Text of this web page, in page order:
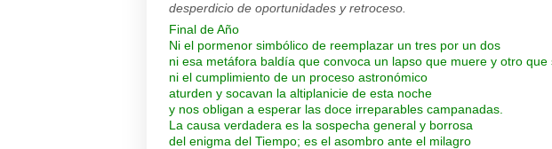
desperdicio de oportunidades y retroceso.
Final de Año
Ni el pormenor simbólico de reemplazar un tres por un dos
ni esa metáfora baldía que convoca un lapso que muere y otro que
ni el cumplimiento de un proceso astronómico
aturden y socavan la altiplanicie de esta noche
y nos obligan a esperar las doce irreparables campanadas.
La causa verdadera es la sospecha general y borrosa
del enigma del Tiempo; es el asombro ante el milagro